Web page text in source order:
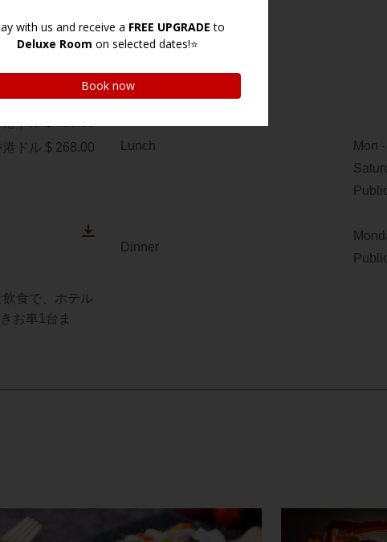
港ドル $ 158.00
港ドル $ 328.00
港ドル $ 398.00
港ドル $ 268.00
食で、ホテル
お車1台ま
ロケーション
Lunch Mon
Dinner